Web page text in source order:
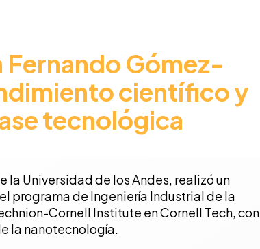
Gómez-
científico y
tecnológica
la Universidad de los Andes, realizó un
programa de Ingeniería Industrial de la
Cornell Institute en Cornell Tech, con
la nanotecnología.